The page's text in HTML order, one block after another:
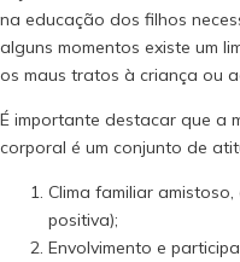
na educação dos filhos
alguns momentos existe um
os maus tratos à criança ou
É importante destacar que a
corporal é um conjunto de
Clima familiar
positiva);
Envolvimento e